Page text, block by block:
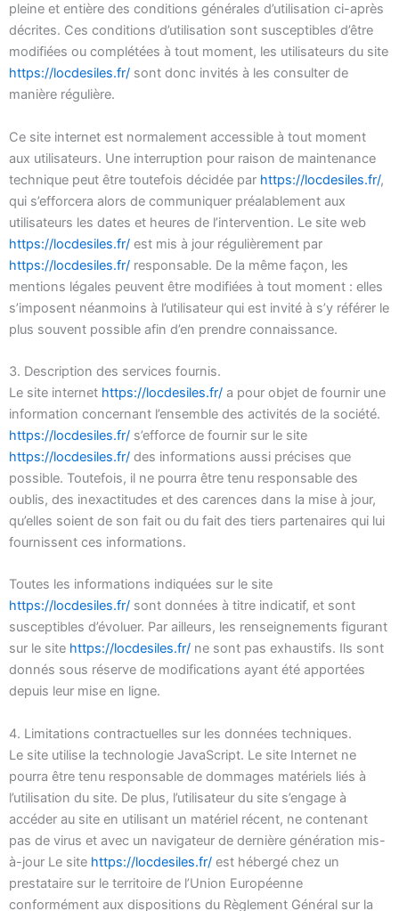
pleine et entière des conditions générales d’utilisation ci-après
décrites. Ces conditions d’utilisation sont susceptibles d’être
modifiées ou complétées à tout moment, les utilisateurs du site
https://locdesiles.fr/ sont donc invités à les consulter de
manière régulière.
Ce site internet est normalement accessible à tout moment
aux utilisateurs. Une interruption pour raison de maintenance
technique peut être toutefois décidée par https://locdesiles.fr/,
qui s’efforcera alors de communiquer préalablement aux
utilisateurs les dates et heures de l’intervention. Le site web
https://locdesiles.fr/ est mis à jour régulièrement par
https://locdesiles.fr/ responsable. De la même façon, les
mentions légales peuvent être modifiées à tout moment : elles
s’imposent néanmoins à l’utilisateur qui est invité à s’y référer le
plus souvent possible afin d’en prendre connaissance.
3. Description des services fournis.
Le site internet https://locdesiles.fr/ a pour objet de fournir une
information concernant l’ensemble des activités de la société.
https://locdesiles.fr/ s’efforce de fournir sur le site
https://locdesiles.fr/ des informations aussi précises que
possible. Toutefois, il ne pourra être tenu responsable des
oublis, des inexactitudes et des carences dans la mise à jour,
qu’elles soient de son fait ou du fait des tiers partenaires qui lui
fournissent ces informations.
Toutes les informations indiquées sur le site
https://locdesiles.fr/ sont données à titre indicatif, et sont
susceptibles d’évoluer. Par ailleurs, les renseignements figurant
sur le site https://locdesiles.fr/ ne sont pas exhaustifs. Ils sont
donnés sous réserve de modifications ayant été apportées
depuis leur mise en ligne.
4. Limitations contractuelles sur les données techniques.
Le site utilise la technologie JavaScript. Le site Internet ne
pourra être tenu responsable de dommages matériels liés à
l’utilisation du site. De plus, l’utilisateur du site s’engage à
accéder au site en utilisant un matériel récent, ne contenant
pas de virus et avec un navigateur de dernière génération mis-
à-jour Le site https://locdesiles.fr/ est hébergé chez un
prestataire sur le territoire de l’Union Européenne
conformément aux dispositions du Règlement Général sur la